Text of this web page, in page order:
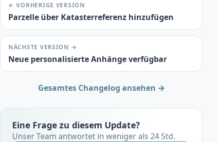
← VORHERIGE VERSION
Parzelle über Katasterreferenz hinzufügen
NÄCHSTE VERSION →
Neue personalisierte Anhänge verfügbar
Gesamtes Changelog ansehen →
Eine Frage zu diesem Update?
Unser Team antwortet in weniger als 24 Std.